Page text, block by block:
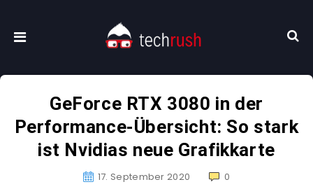
GeForce RTX 3080 in der
Performance-Übersicht: So stark
ist Nvidias neue Grafikkarte
17. September 2020 0